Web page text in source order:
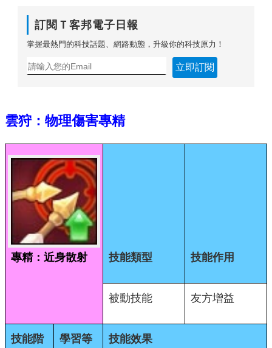
訂閱Ｔ客邦電子日報
掌握最熱門的科技話題、網路動態，升級你的科技原力！
立即訂閱
雲狩：物理傷害專精
專精：近身散射 技能類型 技能作用
被動技能 友方增益
技能階
學習等
技能效果